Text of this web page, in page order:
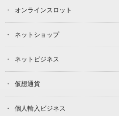
オンラインスロット
ネットショップ
ネットビジネス
仮想通貨
個人輸入ビジネス